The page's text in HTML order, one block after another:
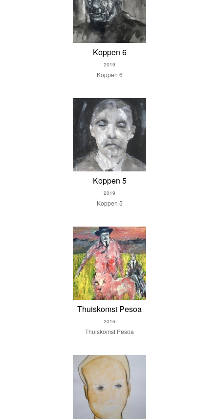
Koppen 6
2019
Koppen 6
Koppen 5
2019
Koppen 5
Thuiskomst Pesoa
2016
Thuiskomst Pesoa